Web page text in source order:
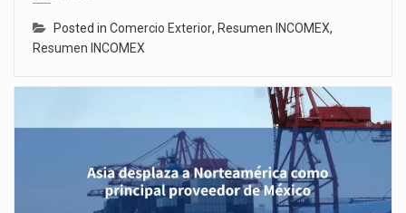
Posted in Comercio Exterior, Resumen INCOMEX,
Resumen INCOMEX